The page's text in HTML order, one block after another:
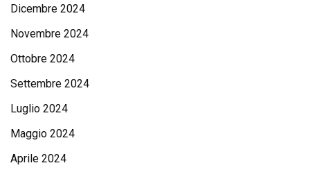
Dicembre 2024
Novembre 2024
Ottobre 2024
Settembre 2024
Luglio 2024
Maggio 2024
Aprile 2024